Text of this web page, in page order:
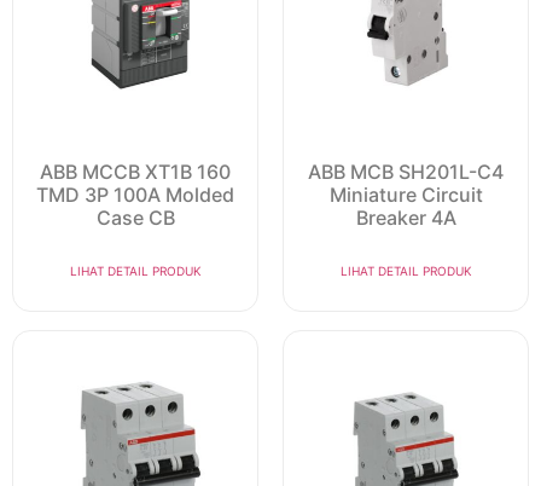
ABB MCCB XT1B 160
TMD 3P 100A Molded
Case CB
LIHAT DETAIL PRODUK
ABB MCB SH201L-C4
Miniature Circuit
Breaker 4A
LIHAT DETAIL PRODUK